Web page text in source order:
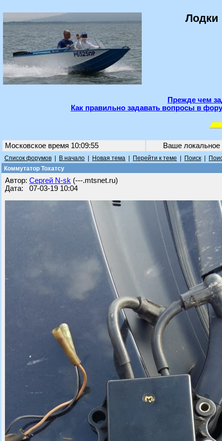
Лодки
Прежде чем
Как правильно задавать вопросы в
Московское время 10:09:55 Ваше
Список форумов В начало Новая тема Перейти к теме Поиск
Коммутатор Тохатсу
Автор: Сергей N-sk (---.mtsnet.ru)
Дата: 07-03-19 10:04